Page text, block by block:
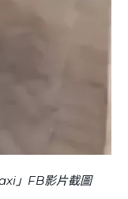
」FB影片截圖